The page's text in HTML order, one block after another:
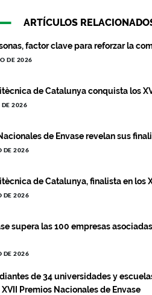
ARTÍCULOS
factor clave para reforzar la
DE 2026
de Catalunya conquista los
DE 2026
de Envase revelan sus
DE 2026
de Catalunya, finalista en los
DE 2026
supera las 100 empresas
DE 2026
de 34 universidades y
Premios Nacionales de Envase